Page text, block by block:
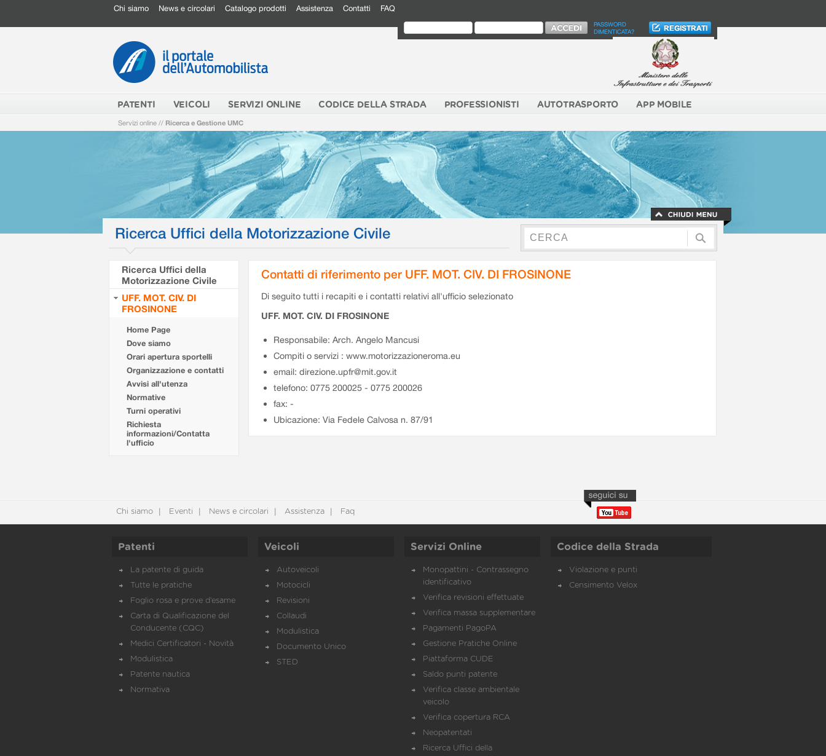
Chi siamo News e circolari Catalogo prodotti Assistenza Contatti FAQ
PASSWORD
DIMENTICATA?
PATENTI VEICOLI SERVIZI ONLINE CODICE DELLA STRADA PROFESSIONISTI AUTOTRASPORTO APP MOBILE
Servizi online // Ricerca e Gestione UMC
Ricerca Uffici della Motorizzazione Civile
Ricerca Uffici della
Motorizzazione Civile
UFF. MOT. CIV. DI
FROSINONE
Home Page
Dove siamo
Orari apertura sportelli
Organizzazione e contatti
Avvisi all'utenza
Normative
Turni operativi
Richiesta
informazioni/Contatta
l'ufficio
Contatti di riferimento per UFF. MOT. CIV. DI FROSINONE
Di seguito tutti i recapiti e i contatti relativi all'ufficio selezionato
UFF. MOT. CIV. DI FROSINONE
Responsabile: Arch. Angelo Mancusi
Compiti o servizi : www.motorizzazioneroma.eu
email: direzione.upfr@mit.gov.it
telefono: 0775 200025 - 0775 200026
fax: -
Ubicazione: Via Fedele Calvosa n. 87/91
Chi siamo Eventi News e circolari Assistenza Faq
Patenti
La patente di guida
Tutte le pratiche
Foglio rosa e prove d’esame
Carta di Qualificazione del
Conducente (CQC)
Medici Certificatori - Novità
Modulistica
Patente nautica
Normativa
Veicoli
Autoveicoli
Motocicli
Revisioni
Collaudi
Modulistica
Documento Unico
STED
Servizi Online
Monopattini - Contrassegno
identificativo
Verifica revisioni effettuate
Verifica massa supplementare
Pagamenti PagoPA
Gestione Pratiche Online
Piattaforma CUDE
Saldo punti patente
Verifica classe ambientale
veicolo
Verifica copertura RCA
Neopatentati
Ricerca Uffici della
Codice della Strada
Violazione e punti
Censimento Velox